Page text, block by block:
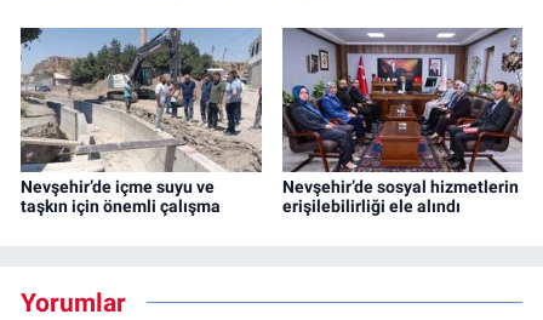
Nevşehir’de içme suyu ve
taşkın için önemli çalışma
Nevşehir’de sosyal hizmetlerin
erişilebilirliği ele alındı
Yorumlar